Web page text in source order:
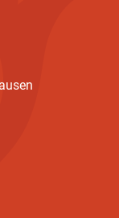
Fenster)